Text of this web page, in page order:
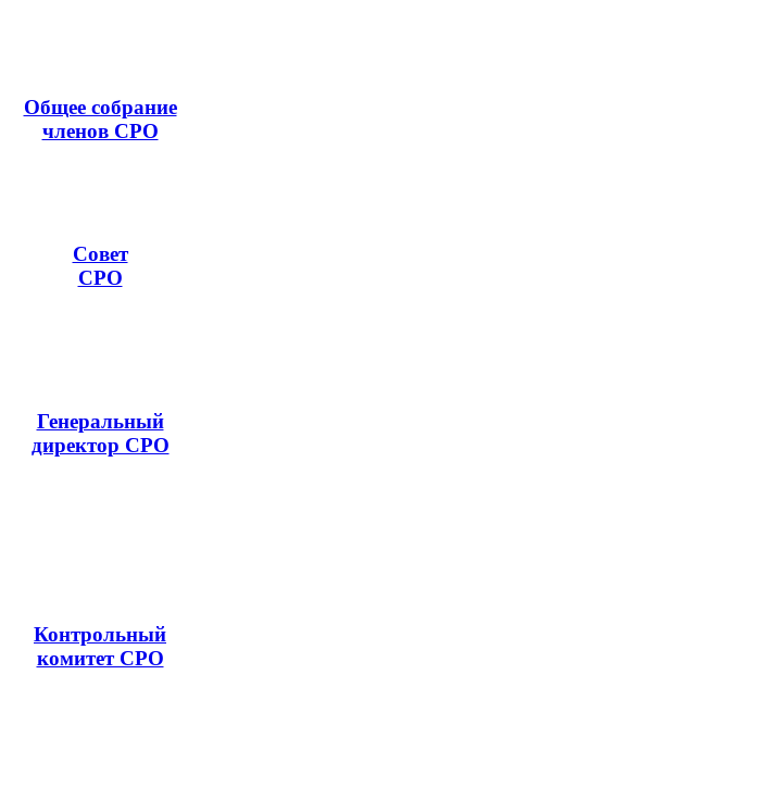
Общее собрание
членов СРО
Совет
СРО
Генеральный
директор СРО
Контрольный
комитет СРО